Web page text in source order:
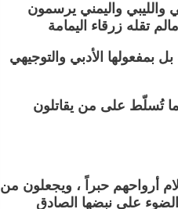
والليبي واليمني يرسمون
تقله زرقاء اليمامة
بمفعولها الأدبي والتوجيهي
تُسلّط على من يقاتلون
أرواحهم حبراً ، ويجعلون من
على نبضها الصادق